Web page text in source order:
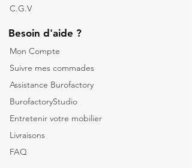
C.G.V
Besoin d'aide ?
Mon Compte
Suivre mes commades
Assistance Burofactory
BurofactoryStudio
Entretenir votre mobilier
Livraisons
FAQ